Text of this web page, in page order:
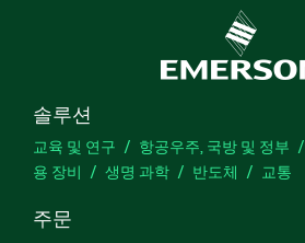
솔루션
교육 및 연구 항공우주, 국방 및 정부
용 장비
생명 과학 반도체 교통
주문